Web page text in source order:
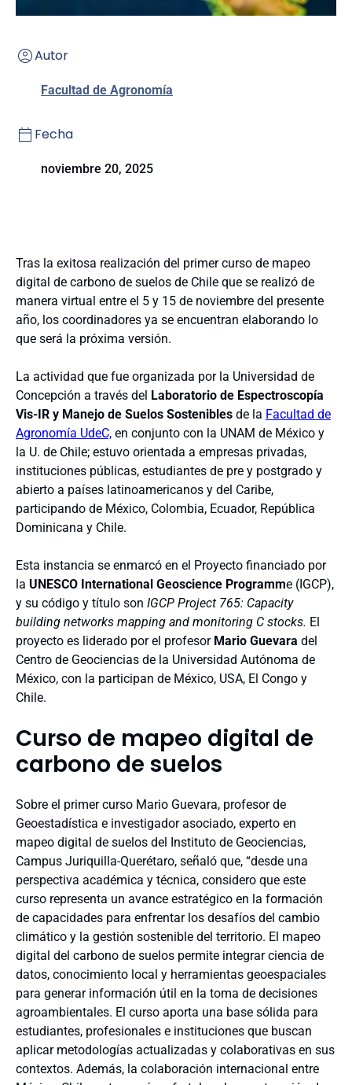
Autor
Facultad de Agronomía
Fecha
noviembre 20, 2025
Tras la exitosa realización del primer curso de mapeo
digital de carbono de suelos de Chile que se realizó de
manera virtual entre el 5 y 15 de noviembre del presente
año, los coordinadores ya se encuentran elaborando lo
que será la próxima versión.
La actividad que fue organizada por la Universidad de
Concepción a través del Laboratorio de Espectroscopía
Vis-IR y Manejo de Suelos Sostenibles de la Facultad de
Agronomía UdeC, en conjunto con la UNAM de México y
la U. de Chile; estuvo orientada a empresas privadas,
instituciones públicas, estudiantes de pre y postgrado y
abierto a países latinoamericanos y del Caribe,
participando de México, Colombia, Ecuador, República
Dominicana y Chile.
Esta instancia se enmarcó en el Proyecto financiado por
la UNESCO International Geoscience Programme (IGCP),
y su código y título son IGCP Project 765: Capacity
building networks mapping and monitoring C stocks. El
proyecto es liderado por el profesor Mario Guevara del
Centro de Geociencias de la Universidad Autónoma de
México, con la participan de México, USA, El Congo y
Chile.
Curso de mapeo digital de
carbono de suelos
Sobre el primer curso Mario Guevara, profesor de
Geoestadística e investigador asociado, experto en
mapeo digital de suelos del Instituto de Geociencias,
Campus Juriquilla-Querétaro, señaló que, “desde una
perspectiva académica y técnica, considero que este
curso representa un avance estratégico en la formación
de capacidades para enfrentar los desafíos del cambio
climático y la gestión sostenible del territorio. El mapeo
digital del carbono de suelos permite integrar ciencia de
datos, conocimiento local y herramientas geoespaciales
para generar información útil en la toma de decisiones
agroambientales. El curso aporta una base sólida para
estudiantes, profesionales e instituciones que buscan
aplicar metodologías actualizadas y colaborativas en sus
contextos. Además, la colaboración internacional entre